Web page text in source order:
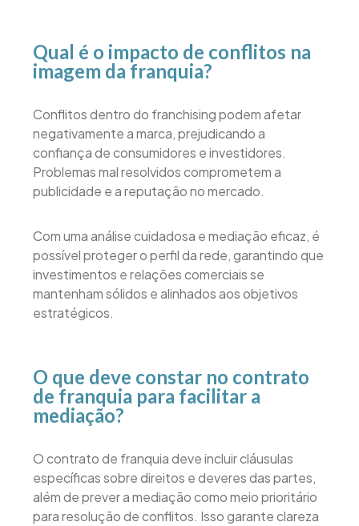
Qual é o impacto de conflitos na
imagem da franquia?
Conflitos dentro do franchising podem afetar
negativamente a marca, prejudicando a
confiança de consumidores e investidores.
Problemas mal resolvidos comprometem a
publicidade e a reputação no mercado.
Com uma análise cuidadosa e mediação eficaz, é
possível proteger o perfil da rede, garantindo que
investimentos e relações comerciais se
mantenham sólidos e alinhados aos objetivos
estratégicos.
O que deve constar no contrato
de franquia para facilitar a
mediação?
O contrato de franquia deve incluir cláusulas
específicas sobre direitos e deveres das partes,
além de prever a mediação como meio prioritário
para resolução de conflitos. Isso garante clareza